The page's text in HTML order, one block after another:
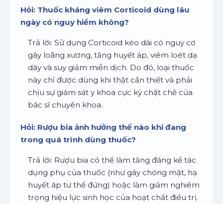
Hỏi: Thuốc kháng viêm Corticoid dùng lâu
ngày có nguy hiểm không?
Trả lời: Sử dụng Corticoid kéo dài có nguy cơ
gây loãng xương, tăng huyết áp, viêm loét dạ
dày và suy giảm miễn dịch. Do đó, loại thuốc
này chỉ được dùng khi thật cần thiết và phải
chịu sự giám sát y khoa cực kỳ chặt chẽ của
bác sĩ chuyên khoa.
Hỏi: Rượu bia ảnh hưởng thế nào khi đang
trong quá trình dùng thuốc?
Trả lời: Rượu bia có thể làm tăng đáng kể tác
dụng phụ của thuốc (như gây chóng mặt, hạ
huyết áp tư thế đứng) hoặc làm giảm nghiêm
trọng hiệu lực sinh học của hoạt chất điều trị.